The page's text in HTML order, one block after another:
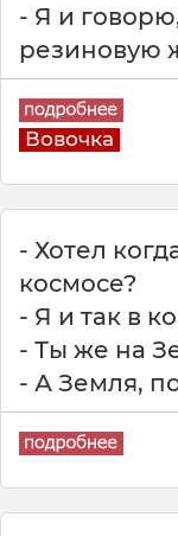
- Я и
резиновую
Вовочка
- Хотел
космосе?
- Я и так в
- Ты же на
- А Земля,